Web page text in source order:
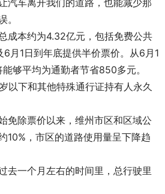
汽车离开我们的道路，也能减少那
。
成本约为4.32亿元，包括免费公共
月1日到年底提供半价票价。从6月1
够平均为通勤者节省850多元。
以下和其他特殊通行证持有人永久
免除票价以来，维州市区和区域公
10%，市区的道路使用量呈下降趋
去一个月左右的时间里，总行驶里